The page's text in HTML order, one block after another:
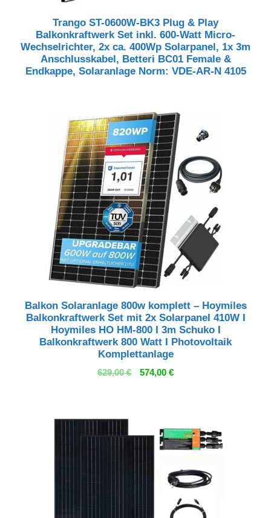
Trango ST-0600W-BK3 Plug & Play
Balkonkraftwerk Set inkl. 600-Watt Micro-
Wechselrichter, 2x ca. 400Wp Solarpanel, 1x 3m
Anschlusskabel, Betteri BC01 Female &
Endkappe, Solaranlage Norm: VDE-AR-N 4105
Balkon Solaranlage 800w komplett – Hoymiles
Balkonkraftwerk Set mit 2x Solarpanel 410W I
Hoymiles HO HM-800 I 3m Schuko I
Balkonkraftwerk 800 Watt I Photovoltaik
Komplettanlage
629,00€
Ursprünglicher
574,00 €Aktueller